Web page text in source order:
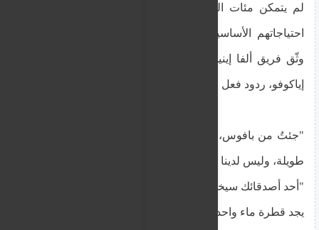
لم يتمكن مئات المرضى والزوار من الحصول على
احتياجاتهم الأساسية، كالماء والوجبات الخفيفة. وقد
وثّق فريق ألفا إينيميروسي ، مع الصحفي إياكوفوس
إياكوفو، ردود فعل المواطنين واحتجاجاتهم.
"جئتُ من بافوس، رحلة ساعتين. أمضيتُ هنا ساعاتٍ
طويلة، وليس لدينا مكانٌ لتناول القهوة."
"أحد أصدقائك سيخضع لعملية جراحية وتأتي لزيارته ولا
يجد قطرة ماء واحدة ليشربها ولا يأكل أي شيء"